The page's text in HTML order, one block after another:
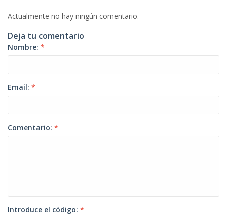
Actualmente no hay ningún comentario.
Deja tu comentario
Nombre: *
Email: *
Comentario: *
Introduce el código: *